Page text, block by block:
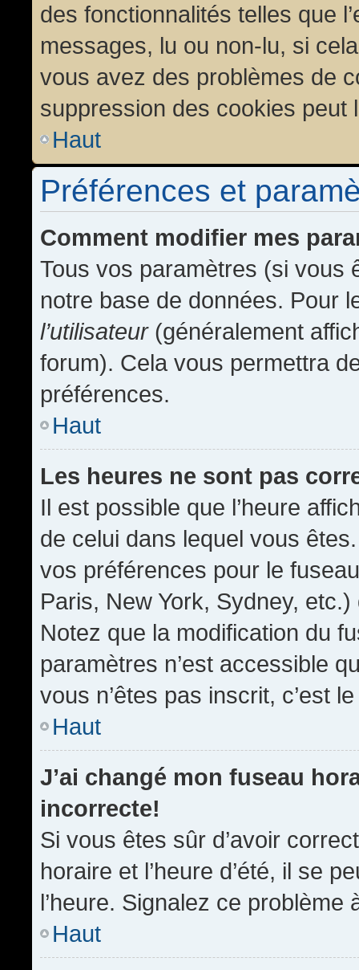
des fonctionnalités telles que
messages, lu ou non-lu, si
vous avez des problèmes de
suppression des cookies peut
Haut
Préférences et
Comment modifier mes
Tous vos paramètres (si vous
notre base de données. Pour
l’utilisateur(généralement
forum). Cela vous permettra
préférences.
Haut
Les heures ne sont pas
Il est possible que l’heure
de celui dans lequel vous
vos préférences pour le
Paris, New York, Sydney,
Notez que la modification du
paramètres n’est accessible
vous n’êtes pas inscrit, c’est
Haut
J’ai changé mon fuseau
incorrecte!
Si vous êtes sûr d’avoir
horaire et l’heure d’été, il se
l’heure. Signalez ce problème
Haut